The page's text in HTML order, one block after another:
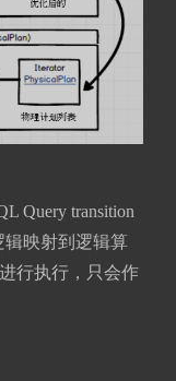
Query transition
辑映射到逻辑算
行执行，只会作